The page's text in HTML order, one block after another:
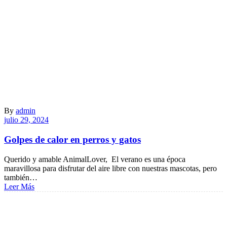
By admin
julio 29, 2024
Golpes de calor en perros y gatos
Querido y amable AnimalLover, El verano es una época
maravillosa para disfrutar del aire libre con nuestras mascotas, pero
también…
Leer Más